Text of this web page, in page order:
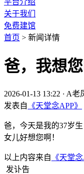
平台介绍
关于我们
免费建馆
首页 > 新闻详情
爸，我想
2026-01-13 13:22 · A老
发表自 《天堂念APP》
爸，今天是我的37岁
女儿好想您啊！
以上内容来自 《天堂念
发讣告